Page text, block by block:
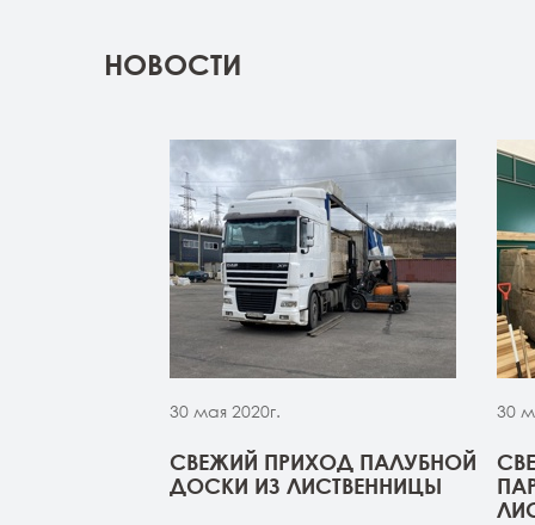
НОВОСТИ
30 мая 2020г.
СВЕЖИЙ ПРИХОД ПАЛУБНОЙ
ДОСКИ ИЗ ЛИСТВЕННИЦЫ
30